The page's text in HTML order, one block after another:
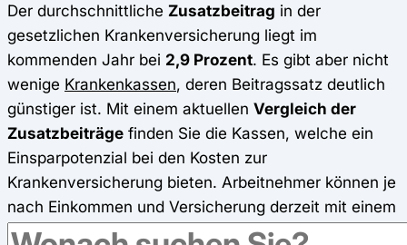
Der durchschnittliche Zusatzbeitrag in der
gesetzlichen Krankenversicherung liegt im
kommenden Jahr bei 2,9 Prozent. Es gibt aber nicht
wenige Krankenkassen, deren Beitragssatz deutlich
günstiger ist. Mit einem aktuellen Vergleich der
Zusatzbeiträge finden Sie die Kassen, welche ein
Einsparpotenzial bei den Kosten zur
Krankenversicherung bieten. Arbeitnehmer können je
nach Einkommen und Versicherung derzeit mit einem
Krankenkassenvergleich
und anschließendem